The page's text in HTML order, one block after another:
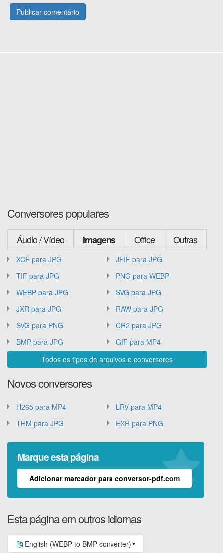
Conversores populares
Áudio / Vídeo Imagens Office Outras
XCF para JPG
JFIF para JPG
TIF para JPG
PNG para WEBP
WEBP para JPG
SVG para JPG
JXR para JPG
RAW para JPG
SVG para PNG
CR2 para JPG
BMP para JPG
GIF para MP4
Todos os tipos de arquivos e conversores
Novos conversores
H265 para MP4
LRV para MP4
THM para JPG
EXR para PNG
Marque esta página
Adicionar marcador para conversor-pdf.com
Esta página em outros idiomas
English (WEBP to BMP converter) ▼